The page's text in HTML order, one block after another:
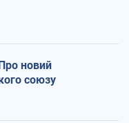
новий
союзу